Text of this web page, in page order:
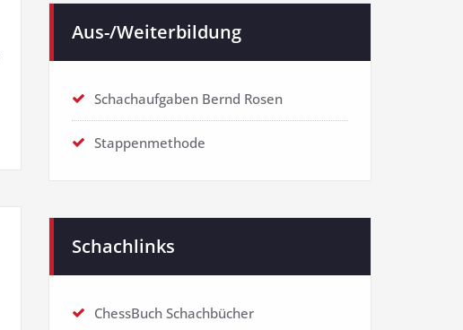
Aus-/Weiterbildung
Schachaufgaben Bernd Rosen
Stappenmethode
Schachlinks
ChessBuch Schachbücher